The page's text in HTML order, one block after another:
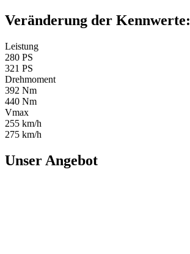
Veränderung der Kennwerte:
Leistung
280 PS
321 PS
Drehmoment
392 Nm
440 Nm
Vmax
255 km/h
275 km/h
Unser Angebot